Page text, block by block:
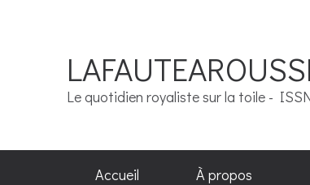
Le quotidien royaliste sur la toile -
Accueil À propos